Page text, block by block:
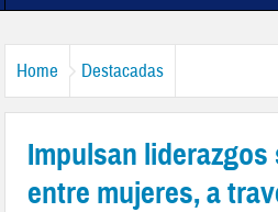
Home Destacadas
Impulsan
entre mujeres, a